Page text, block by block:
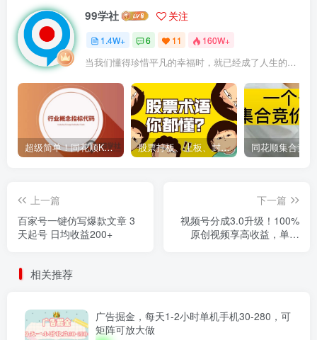
99学社 关注
1.4W+ 6 11 160W+
当我们懂得珍惜平凡的幸福时，就已经成了人生的赢家
超级简单！同花顺K线界面显示行业概念指标代码图解 股票打板、上板、封板、翘板、炸板是什么意思？炒股你必须懂的暗语！
上一篇
百家号一键仿写爆款文章 3
天起号 日均收益200+
下一篇
视频号分成3.0升级！100%
原创视频享高收益，单日
相关推荐
广告掘金，每天1-2小时单机手机30-280，可
矩阵可放大做